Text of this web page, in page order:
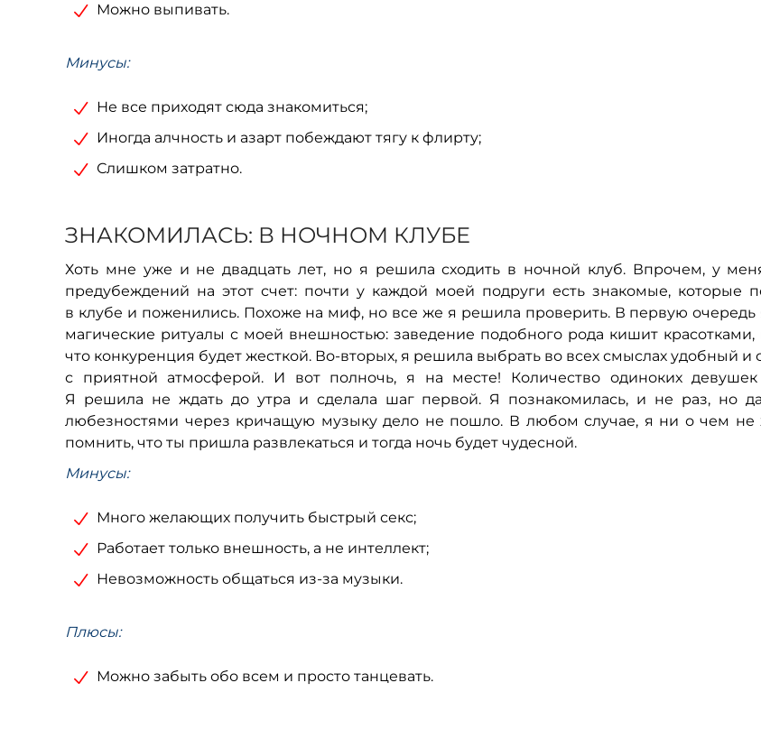
Можно выпивать.
Минусы:
Не все приходят сюда знакомиться;
Иногда алчность и азарт побеждают тягу к флирту;
Слишком затратно.
ЗНАКОМИЛАСЬ: В НОЧНОМ КЛУБЕ
Хоть мне уже и не двадцать лет, но я решила сходить в ночной клуб. Впрочем, у
предубеждений на этот счет: почти у каждой моей подруги есть знакомые, которые
в клубе и поженились. Похоже на миф, но все же я решила проверить. В первую очередь
магические ритуалы с моей внешностью: заведение подобного рода кишит
что конкуренция будет жесткой. Во-вторых, я решила выбрать во всех смыслах удобный и
с приятной атмосферой. И вот полночь, я на месте! Количество одиноких девушек
Я решила не ждать до утра и сделала шаг первой. Я познакомилась, и не раз, но
любезностями через кричащую музыку дело не пошло. В любом случае, я ни о чем
помнить, что ты пришла развлекаться и тогда ночь будет чудесной.
Минусы:
Много желающих получить быстрый секс;
Работает только внешность, а не интеллект;
Невозможность общаться из-за музыки.
Плюсы:
Можно забыть обо всем и просто танцевать.